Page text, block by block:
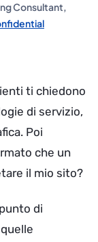
Consultant,
ti chiedono
di servizio,
Poi
che un
il mio sito?
di